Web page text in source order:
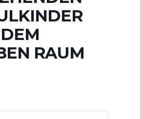
RAUM